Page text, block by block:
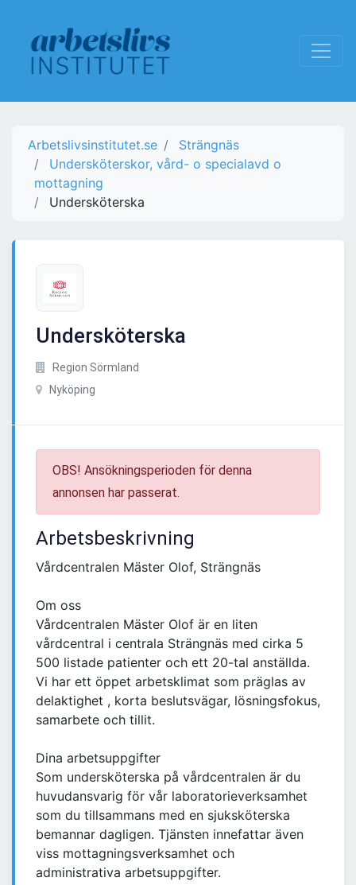
Arbetslivsinstitutet.se
Strängnäs
Undersköterskor, vård- o specialavd o
mottagning
Undersköterska
Undersköterska
Region Sörmland
Nyköping
OBS! Ansökningsperioden för denna
annonsen har passerat.
Arbetsbeskrivning
Vårdcentralen Mäster Olof, Strängnäs
Om oss
Vårdcentralen Mäster Olof är en liten
vårdcentral i centrala Strängnäs med cirka 5
500 listade patienter och ett 20-tal anställda.
Vi har ett öppet arbetsklimat som präglas av
delaktighet , korta beslutsvägar, lösningsfokus,
samarbete och tillit.
Dina arbetsuppgifter
Som undersköterska på vårdcentralen är du
huvudansvarig för vår laboratorieverksamhet
som du tillsammans med en sjuksköterska
bemannar dagligen. Tjänsten innefattar även
viss mottagningsverksamhet och
administrativa arbetsuppgifter.